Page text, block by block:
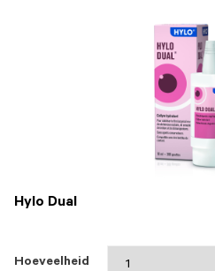
Hylo Dual
Hoeveelheid